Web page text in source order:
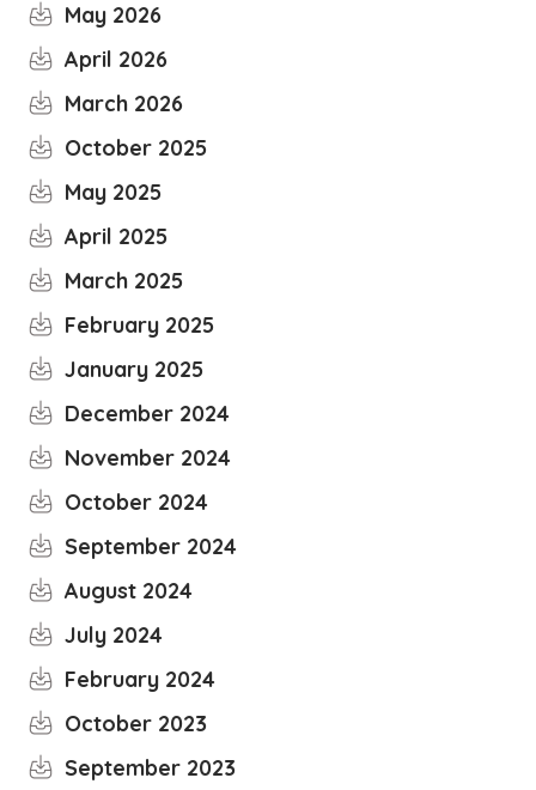
May 2026
April 2026
March 2026
October 2025
May 2025
April 2025
March 2025
February 2025
January 2025
December 2024
November 2024
October 2024
September 2024
August 2024
July 2024
February 2024
October 2023
September 2023